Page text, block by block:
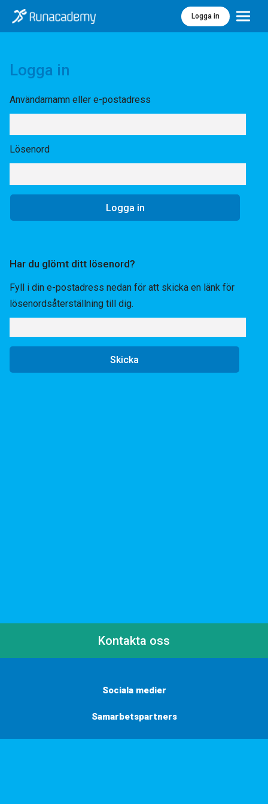
Logga in Meny
Logga in
Användarnamn eller e-postadress
Lösenord
Har du glömt ditt lösenord?
Fyll i din e-postadress nedan för att skicka en länk för
lösenordsåterställning till dig.
Kontakta oss
Sociala medier
Samarbetspartners